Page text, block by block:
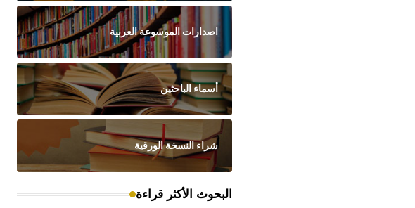
اصدارات الموسوعة العربية
أسماء الباحثين
شراء النسخة الورقية
البحوث الأكثر قراءة